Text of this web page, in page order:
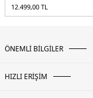
12.499,00 TL
ÖNEMLİ BİLGİLER
HIZLI ERİŞİM